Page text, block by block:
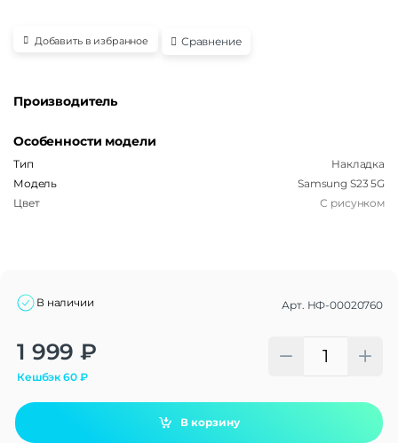
Добавить в избранное Сравнение
Производитель
Особенности модели
Тип
Накладка
Модель
Samsung S23 5G
Цвет
С рисунком
В наличии Арт. НФ-00020760
1 999 ₽
Кешбэк60₽
В корзину
Alternative: